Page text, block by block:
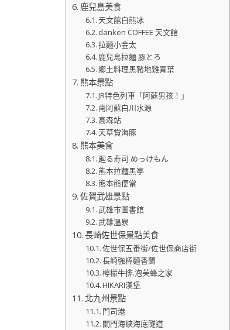
鹿兒島美食
天文館白熊冰
danken COFFEE 天文館
拉麵小金太
鹿兒島拉麵 豚とろ
鄉土料理黑豬地雞青葉
熊本景點
JR特色列車「阿蘇男孩！」
南阿蘇白川水源
高森站
天草賞海豚
熊本美食
廻る寿司 めっけもん
熊本拉麵黑亭
熊本熊便當
佐賀武雄景點
武雄市圖書館
武雄溫泉
長崎佐世保景點美食
佐世保五番街/佐世保商店街
長崎強棒麵香蘭
檸檬牛排.泡芙蜂之家
HIKARI漢堡
北九州景點
門司港
關門海峽海底隧道